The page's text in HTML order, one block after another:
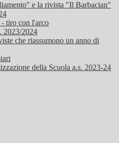
e la rivista "Il Barbacian"
tiro con l'arco
2023/2024
che riassumono un anno di
della Scuola a.s. 2023-24